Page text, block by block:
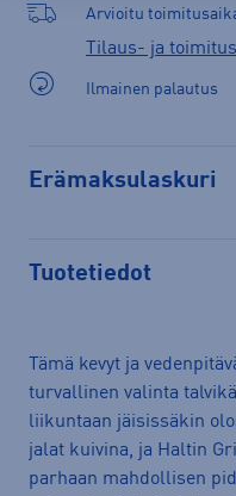
Arvioitu
Tilaus- ja
Ilmainen palautus
Erämaksulaskuri
Tuotetiedot
Tämä kevyt ja
turvallinen valinta
liikuntaan jäisissäkin
jalat kuivina, ja Haltin
parhaan mahdollisen